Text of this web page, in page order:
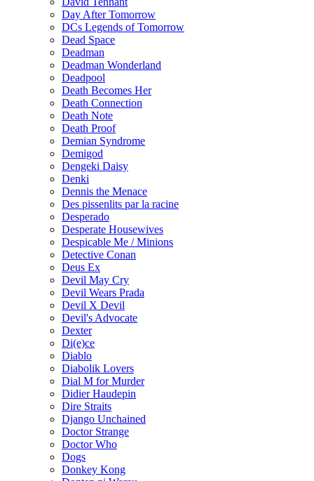
Day After Tomorrow
DCs Legends of Tomorrow
Dead Space
Deadman
Deadman Wonderland
Deadpool
Death Becomes Her
Death Connection
Death Note
Death Proof
Demian Syndrome
Demigod
Dengeki Daisy
Denki
Dennis the Menace
Des pissenlits par la racine
Desperado
Desperate Housewives
Despicable Me / Minions
Detective Conan
Deus Ex
Devil May Cry
Devil Wears Prada
Devil X Devil
Devil's Advocate
Dexter
Di(e)ce
Diablo
Diabolik Lovers
Dial M for Murder
Didier Haudepin
Dire Straits
Django Unchained
Doctor Strange
Doctor Who
Dogs
Donkey Kong